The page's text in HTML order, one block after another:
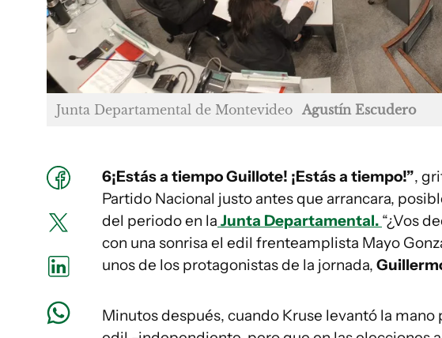
Junta Departamental de Montevideo Agustín Escudero
6¡Estás a tiempo Guillote! ¡Estás a tiempo!”,
Partido Nacional justo antes que arrancara,
del periodo en la Junta Departamental. “¿Vos
con una sonrisa el edil frenteamplista Mayo
unos de los protagonistas de la jornada,
Minutos después, cuando Kruse levantó la